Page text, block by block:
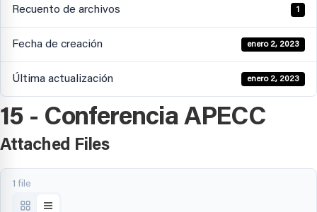
Recuento de archivos 1
Fecha de creación enero 2, 2023
Última actualización enero 2, 2023
15 - Conferencia APECC
Attached Files
1 file